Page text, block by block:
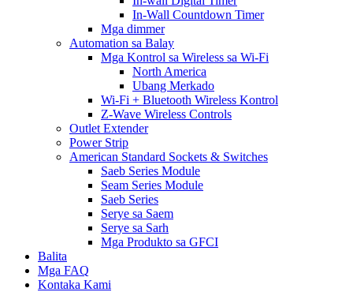
In-Wall Countdown Timer
Mga dimmer
Automation sa Balay
Mga Kontrol sa Wireless sa Wi-Fi
North America
Ubang Merkado
Wi-Fi + Bluetooth Wireless Kontrol
Z-Wave Wireless Controls
Outlet Extender
Power Strip
American Standard Sockets & Switches
Saeb Series Module
Seam Series Module
Saeb Series
Serye sa Saem
Serye sa Sarh
Mga Produkto sa GFCI
Balita
Mga FAQ
Kontaka Kami